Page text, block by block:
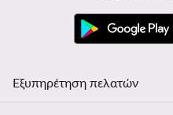
Εξυπηρέτηση πελατών